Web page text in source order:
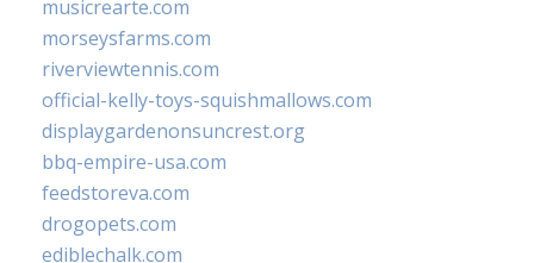
musicrearte.com
morseysfarms.com
riverviewtennis.com
official-kelly-toys-squishmallows.com
displaygardenonsuncrest.org
bbq-empire-usa.com
feedstoreva.com
drogopets.com
ediblechalk.com